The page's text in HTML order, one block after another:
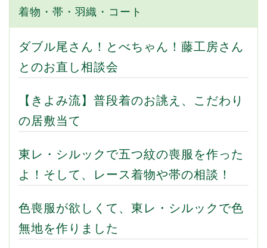
着物・帯・羽織・コート
ダブル尾さん！とべちゃん！藤工房さん
とのお直し相談会
【きよみ流】普段着のお誂え、こだわり
の居敷当て
東レ・シルックで五つ紋の喪服を作った
よ！そして、レース着物や帯の相談！
色喪服が欲しくて、東レ・シルックで色
無地を作りました